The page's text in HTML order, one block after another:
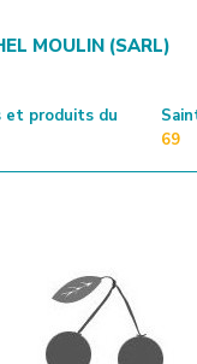
MOULIN (SARL)
et produits du
69